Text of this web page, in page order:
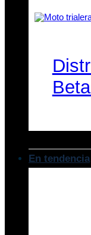
En tendencia